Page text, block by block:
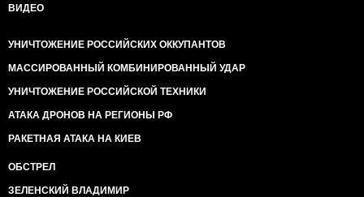
ВИДЕО
УНИЧТОЖЕНИЕ РОССИЙСКИХ ОККУПАНТОВ
МАССИРОВАННЫЙ КОМБИНИРОВАННЫЙ УДАР
УНИЧТОЖЕНИЕ РОССИЙСКОЙ ТЕХНИКИ
АТАКА ДРОНОВ НА РЕГИОНЫ РФ
РАКЕТНАЯ АТАКА НА КИЕВ
ОБСТРЕЛ
ЗЕЛЕНСКИЙ ВЛАДИМИР